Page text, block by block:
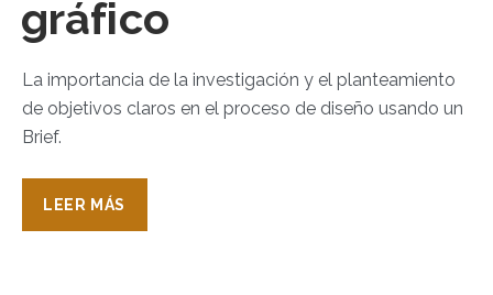
gráfico
La importancia de la investigación y el planteamiento
de objetivos claros en el proceso de diseño usando un
Brief.
LEER MÁS